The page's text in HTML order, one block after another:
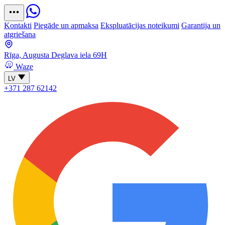
Kontakti Piegāde un apmaksa Ekspluatācijas noteikumi Garantija un
atgriešana
Rīga, Augusta Deglava iela 69H
Waze
LV
+371 287 62142